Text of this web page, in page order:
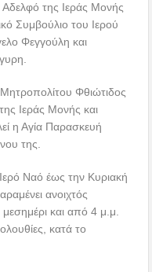
της Ιεράς Μονής
Συμβούλιο του Ιερού
Φεγγούλη και
Φθιώτιδος
Ιεράς Μονής και
η Αγία Παρασκευή
της.
Ναό έως την Κυριακή
ανοιχτός
και από 4 μ.μ.
κατά το